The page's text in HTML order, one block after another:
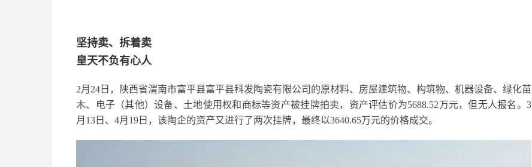
坚持卖、拆着卖
皇天不负有心人
2月24日，陕西省渭南市富平县富平县科发陶瓷有限公司的原材料、房屋建筑物、构筑物、机器设备、绿化苗
木、电子（其他）设备、土地使用权和商标等资产被挂牌拍卖，资产评估价为5688.52万元，但无人报名。3
月13日、4月19日，该陶企的资产又进行了两次挂牌，最终以3640.65万元的价格成交。